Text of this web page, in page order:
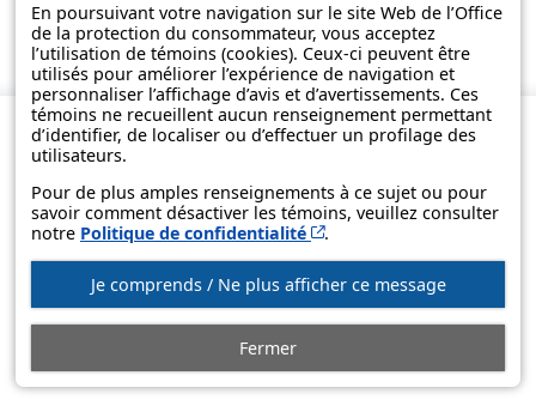
En poursuivant votre navigation sur le site Web de l’Office
de la protection du consommateur, vous acceptez
l’utilisation de témoins (cookies). Ceux-ci peuvent être
utilisés pour améliorer l’expérience de navigation et
personnaliser l’affichage d’avis et d’avertissements. Ces
témoins ne recueillent aucun renseignement permettant
d’identifier, de localiser ou d’effectuer un profilage des
utilisateurs.
Pour de plus amples renseignements à ce sujet ou pour
savoir comment désactiver les témoins, veuillez consulter
notre Politique de confidentialité Cet hyperlien s’ouvrira
.
Je comprends / Ne plus afficher ce message
Fermer
favoriser la compréhension. Elle ne remplace pas les textes des lois
et des règlements.
© Gouvernement du Québec, 2013-2025